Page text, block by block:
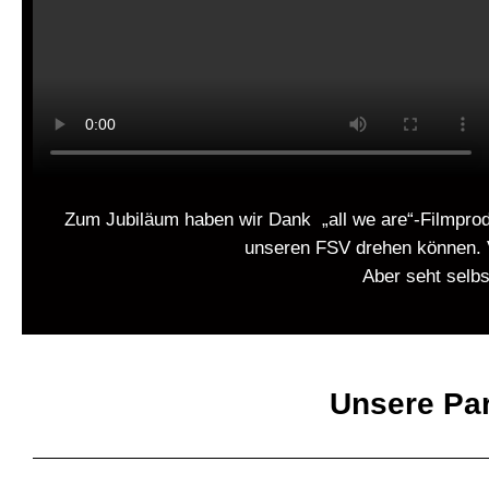
Zum Jubiläum haben wir Dank „all we are“-
unseren FSV drehen
Aber seht
Unsere